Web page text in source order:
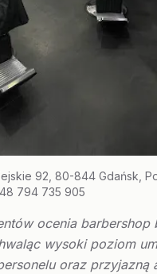
92, 80-844 Gdańsk,
794 735 905
ocenia barbershop
wysoki poziom
oraz przyjazną